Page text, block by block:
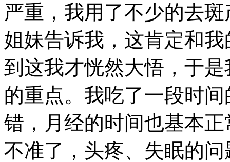
严重，我用了不少的去
姐妹告诉我，这肯定和
到这我才恍然大悟，于
的重点。我吃了一段时
错，月经的时间也基本
不准了，头疼、失眠的